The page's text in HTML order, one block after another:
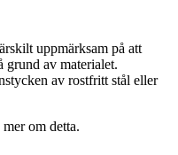
uppmärksam på att
grund av materialet.
av rostfritt stål eller
om detta.